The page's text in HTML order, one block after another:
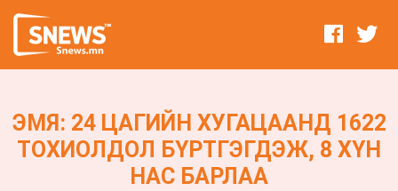
ЭМЯ: 24 ЦАГИЙН ХУГАЦААНД 1622
ТОХИОЛДОЛ БҮРТГЭГДЭЖ, 8 ХҮН
НАС БАРЛАА